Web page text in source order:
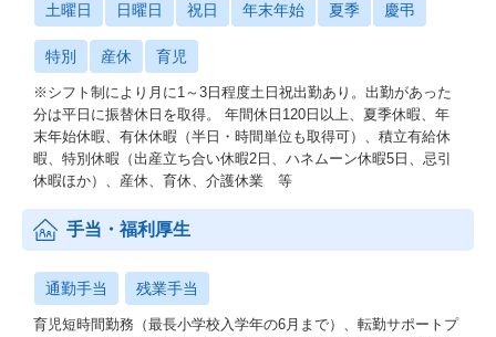
土曜日 日曜日 祝日 年末年始 夏季 慶弔
特別 産休 育児
※シフト制により月に1～3日程度土日祝出勤あり。出勤があった
分は平日に振替休日を取得。 年間休日120日以上、夏季休暇、年
末年始休暇、有休休暇（半日・時間単位も取得可）、積立有給休
暇、特別休暇（出産立ち合い休暇2日、ハネムーン休暇5日、忌引
休暇ほか）、産休、育休、介護休業 等
手当・福利厚生
通勤手当 残業手当
育児短時間勤務（最長小学校入学年の6月まで）、転勤サポートプ